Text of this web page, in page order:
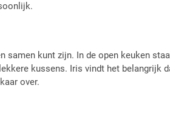
samen kunt zijn. In de open keuken
kussens. Iris vindt het belangrijk
over.